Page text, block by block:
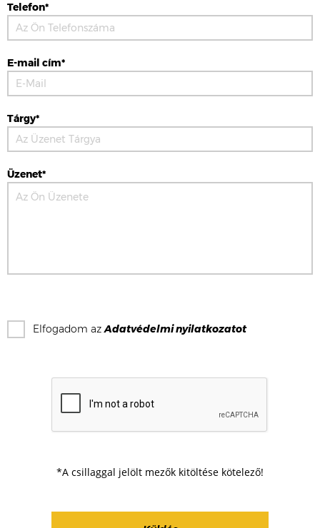
Telefon*
E-mail cím*
Tárgy*
Üzenet*
Elfogadom azAdatvédelmi nyilatkozatot
*A csillaggal jelölt mezők kitöltése kötelező!